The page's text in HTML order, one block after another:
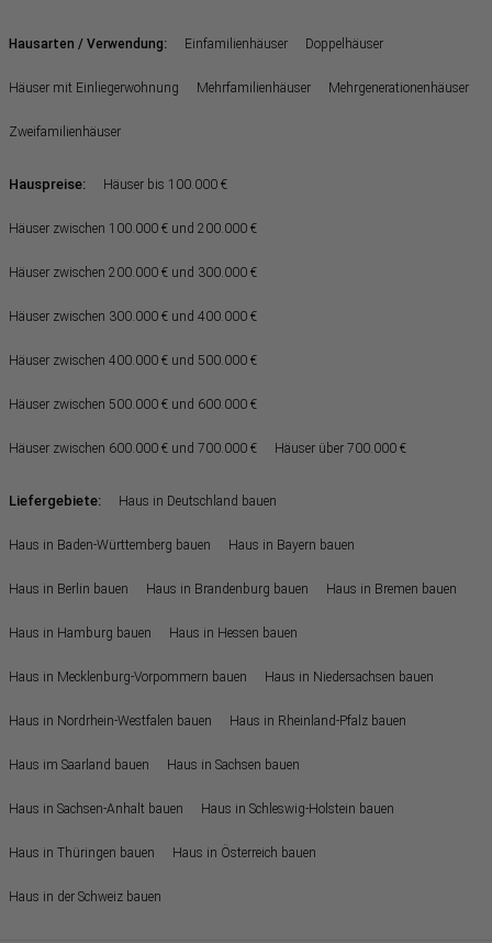
Hausarten / Verwendung: Einfamilienhäuser Doppelhäuser
Häuser mit Einliegerwohnung Mehrfamilienhäuser Mehrgenerationenhäuser
Zweifamilienhäuser
Hauspreise: Häuser bis 100.000 €
Häuser zwischen 100.000 € und 200.000 €
Häuser zwischen 200.000 € und 300.000 €
Häuser zwischen 300.000 € und 400.000 €
Häuser zwischen 400.000 € und 500.000 €
Häuser zwischen 500.000 € und 600.000 €
Häuser zwischen 600.000 € und 700.000 € Häuser über 700.000 €
Liefergebiete: Haus in Deutschland bauen
Haus in Baden-Württemberg bauen Haus in Bayern bauen
Haus in Berlin bauen Haus in Brandenburg bauen Haus in Bremen bauen
Haus in Hamburg bauen Haus in Hessen bauen
Haus in Mecklenburg-Vorpommern bauen Haus in Niedersachsen bauen
Haus in Nordrhein-Westfalen bauen Haus in Rheinland-Pfalz bauen
Haus im Saarland bauen Haus in Sachsen bauen
Haus in Sachsen-Anhalt bauen Haus in Schleswig-Holstein bauen
Haus in Thüringen bauen Haus in Österreich bauen
Haus in der Schweiz bauen